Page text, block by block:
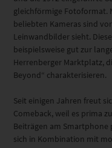
gleichförmige Fotoformat.
beliebten Kameras sind
Leinwandbilder sieht.
beispielsweise gut zur
Herrenberger Marktplatz,
Beyond“ charakterisieren.
Seit einigen Jahren freut
Comeback, weil es prima
Beiträgen am
sich in Kombination mit